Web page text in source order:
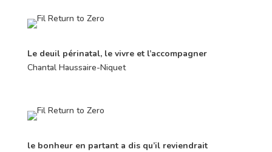
Le deuil périnatal, le vivre et l’accompagner
Chantal Haussaire-Niquet
le bonheur en partant a dis qu’il reviendrait